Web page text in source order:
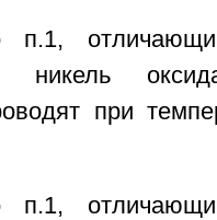
никель
при